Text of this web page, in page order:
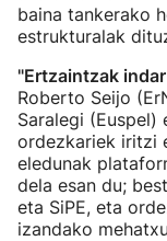
baina tankerako
estrukturalak
"Ertzaintzak
Roberto Seijo
Saralegi (Euspel)
ordezkariek iritzi
eledunak
dela esan du;
eta SiPE, eta
izandako